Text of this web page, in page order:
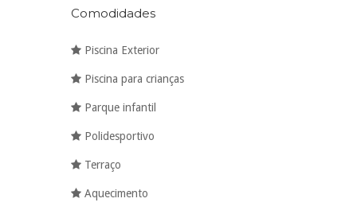
Comodidades
Piscina Exterior
Piscina para crianças
Parque infantil
Polidesportivo
Terraço
Aquecimento